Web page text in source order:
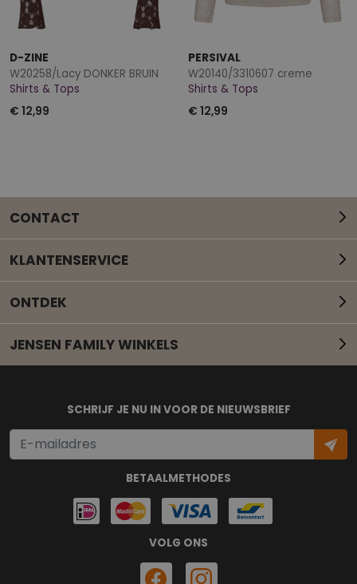
D-ZINE
W20258/Lacy DONKER BRUIN
Shirts & Tops
€ 12,99
PERSIVAL
W20140/3310607 creme
Shirts & Tops
€ 12,99
CONTACT
Mail onze klantenservice
KLANTENSERVICE
ONTDEK
JENSEN FAMILY WINKELS
BETAALMETHODES
SCHRIJF JE NU IN VOOR DE NIEUWSBRIEF
VOLG ONS